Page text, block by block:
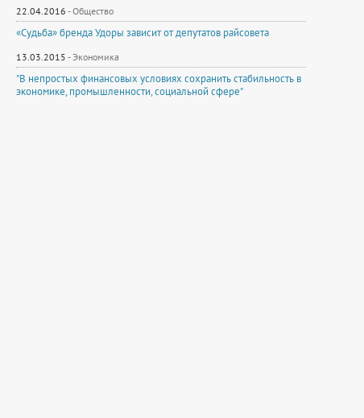
22.04.2016 -Общество
«Судьба» бренда Удоры зависит от депутатов райсовета
13.03.2015 -Экономика
"В непростых финансовых условиях сохранить стабильность в
экономике, промышленности, социальной сфере"